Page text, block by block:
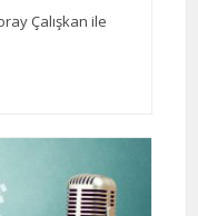
Çalışkan ile